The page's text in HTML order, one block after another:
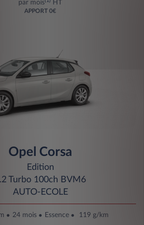
par mois HT
APPORT 0€
Opel Corsa
Edition
Turbo 100ch BVM6
AUTO-ECOLE
24 mois Essence 119 g/km